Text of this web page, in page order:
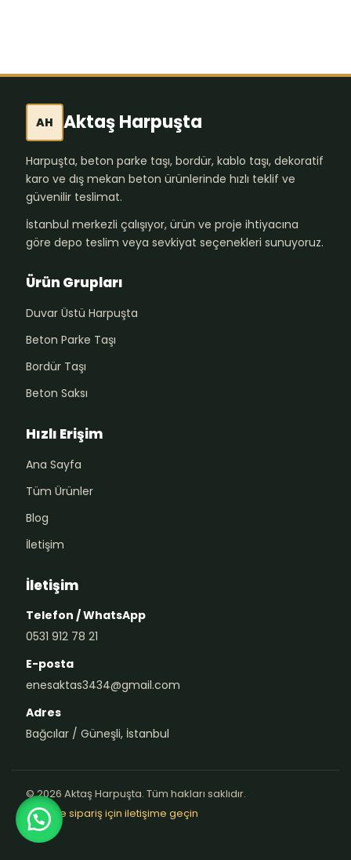
AH Aktaş Harpuşta
Harpuşta, beton parke taşı, bordür, kablo taşı, dekoratif
karo ve dış mekan beton ürünlerinde hızlı teklif ve
güvenilir teslimat.
İstanbul merkezli çalışıyor, ürün ve proje ihtiyacına
göre depo teslim veya sevkiyat seçenekleri sunuyoruz.
Ürün Grupları
Duvar Üstü Harpuşta
Beton Parke Taşı
Bordür Taşı
Beton Saksı
Hızlı Erişim
Ana Sayfa
Tüm Ürünler
Blog
İletişim
İletişim
Telefon / WhatsApp
0531 912 78 21
E-posta
enesaktas3434@gmail.com
Adres
Bağcılar / Güneşli, İstanbul
© 2026 Aktaş Harpuşta. Tüm hakları saklıdır.
Teklif ve sipariş için iletişime geçin